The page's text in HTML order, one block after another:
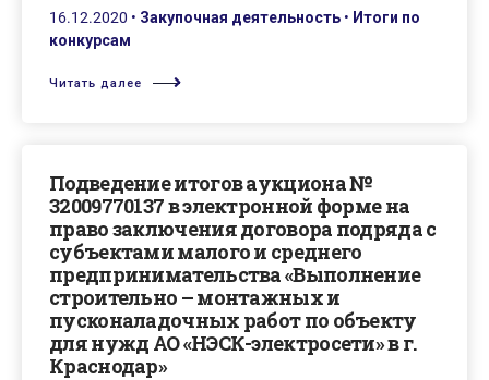
16.12.2020 • Закупочная деятельность • Итоги по
конкурсам
Читать далее
Подведение итогов аукциона №
32009770137 в электронной форме на
право заключения договора подряда с
субъектами малого и среднего
предпринимательства «Выполнение
строительно – монтажных и
пусконаладочных работ по объекту
для нужд АО «НЭСК-электросети» в г.
Краснодар»